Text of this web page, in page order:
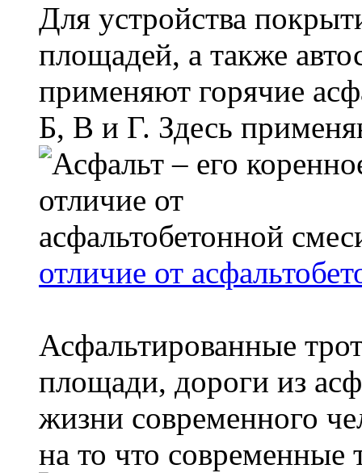
Для устройства
площадей, а также
применяют горячие
Б, В и Г. Здесь
отличие от
Асфальтированные
площади, дороги из
жизни современного
на то что современные